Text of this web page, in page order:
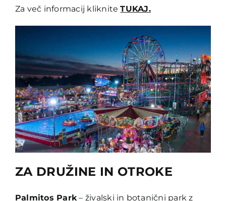
Za več informacij klikniteTUKAJ.
ZA DRUŽINE IN OTROKE
Palmitos Park– živalski in botanični park z